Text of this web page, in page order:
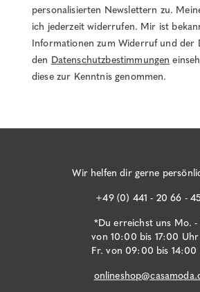
personalisierten Newslettern zu.
ich jederzeit widerrufen. Mir ist
Informationen zum Widerruf und der
den Datenschutzbestimmungen
diese zur Kenntnis genommen.
Wir helfen dir gerne
+49 (0) 441 - 20 66 -
*Du erreichst uns Mo. -
von 10:00 bis 17:00 Uhr
Fr. von 09:00 bis 14:00